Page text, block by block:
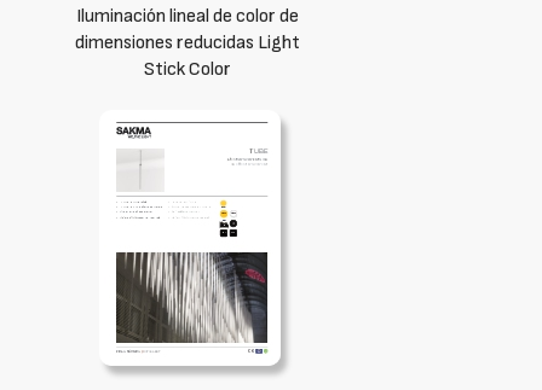
Iluminación lineal de color de
dimensiones reducidas Light
Stick Color